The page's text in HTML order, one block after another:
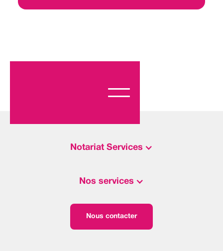
Notariat Services
Nos services
Nous contacter